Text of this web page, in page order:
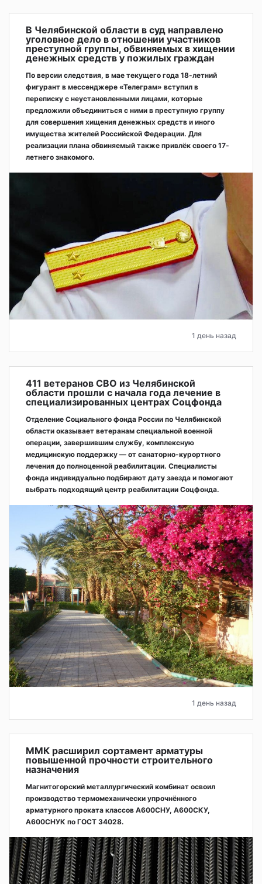
В Челябинской области в суд направлено
уголовное дело в отношении участников
преступной группы, обвиняемых в хищении
денежных средств у пожилых граждан
По версии следствия, в мае текущего года 18-летний
фигурант в мессенджере «Телеграм» вступил в
переписку с неустановленными лицами, которые
предложили объединиться с ними в преступную группу
для совершения хищения денежных средств и иного
имущества жителей Российской Федерации. Для
реализации плана обвиняемый также привлёк своего 17-
летнего знакомого.
1 день назад
411 ветеранов СВО из Челябинской
области прошли с начала года лечение в
специализированных центрах Соцфонда
Отделение Социального фонда России по Челябинской
области оказывает ветеранам специальной военной
операции, завершившим службу, комплексную
медицинскую поддержку — от санаторно-курортного
лечения до полноценной реабилитации. Специалисты
фонда индивидуально подбирают дату заезда и помогают
выбрать подходящий центр реабилитации Соцфонда.
1 день назад
ММК расширил сортамент арматуры
повышенной прочности строительного
назначения
Магнитогорский металлургический комбинат освоил
производство термомеханически упрочнённого
арматурного проката классов А600СНУ, А600СКУ,
А600СНУК по ГОСТ 34028.